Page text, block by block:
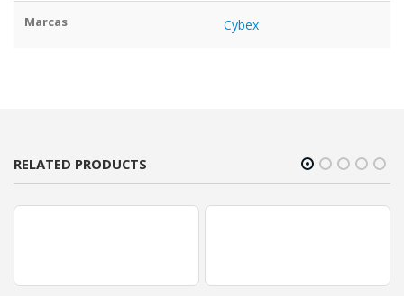
Marcas Cybex
RELATED PRODUCTS